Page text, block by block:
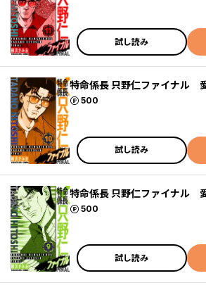
試し読み
特命係長 只野仁ファイナル
500
ポイント
試し読み
特命係長 只野仁ファイナル
500
ポイント
試し読み